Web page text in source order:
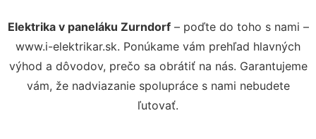
Elektrika v paneláku Zurndorf– poďte do toho s nami –
www.i-elektrikar.sk. Ponúkame vám prehľad hlavných
výhod a dôvodov, prečo sa obrátiť na nás. Garantujeme
vám, že nadviazanie spolupráce s nami nebudete
ľutovať.